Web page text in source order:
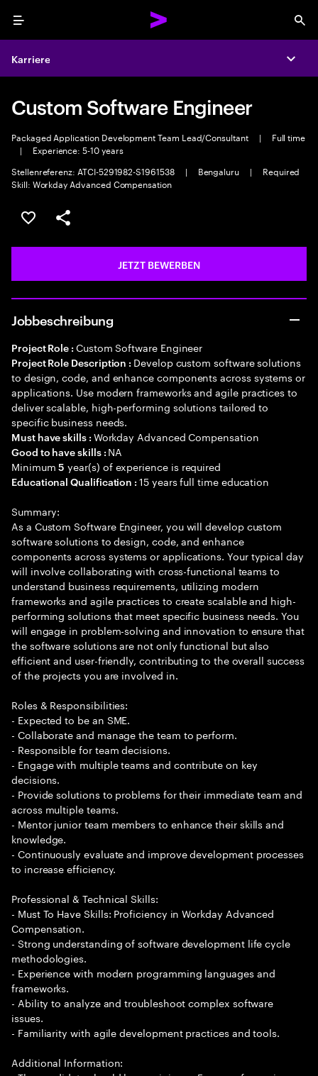
Menu
Karriere
Custom Software Engineer
Packaged Application Development Team Lead/Consultant |
Full time
|
Experience: 5-10 years
Stellenreferenz: ATCI-5291982-S1961538
| Bengaluru |
Required
Skill: Workday Advanced Compensation
JOB SPEICHERN
Teilen
JETZT BEWERBEN
Jobbeschreibung
Project Role : Custom Software Engineer
Project Role Description : Develop custom software solutions
to design, code, and enhance components across systems or
applications. Use modern frameworks and agile practices to
deliver scalable, high-performing solutions tailored to
specific business needs.
Must have skills : Workday Advanced Compensation
Good to have skills : NA
Minimum5 year(s) of experience is required
Educational Qualification :15 years full time education
Summary:
As a Custom Software Engineer, you will develop custom
software solutions to design, code, and enhance
components across systems or applications. Your typical day
will involve collaborating with cross-functional teams to
understand business requirements, utilizing modern
frameworks and agile practices to create scalable and high-
performing solutions that meet specific business needs. You
will engage in problem-solving and innovation to ensure that
the software solutions are not only functional but also
efficient and user-friendly, contributing to the overall success
of the projects you are involved in.
Roles & Responsibilities:
- Expected to be an SME.
- Collaborate and manage the team to perform.
- Responsible for team decisions.
- Engage with multiple teams and contribute on key
decisions.
- Provide solutions to problems for their immediate team and
across multiple teams.
- Mentor junior team members to enhance their skills and
knowledge.
- Continuously evaluate and improve development processes
to increase efficiency.
Professional & Technical Skills:
- Must To Have Skills: Proficiency in Workday Advanced
Compensation.
- Strong understanding of software development life cycle
methodologies.
- Experience with modern programming languages and
frameworks.
- Ability to analyze and troubleshoot complex software
issues.
- Familiarity with agile development practices and tools.
Additional Information: